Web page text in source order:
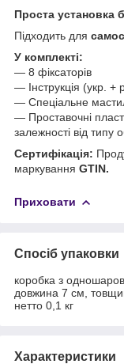
Проста установка
Підходить для
У комплекті:
— 8 фіксаторів
— Інструкція (укр. +
— Спеціальне
— Проставочні
залежності від типу
Сертифікація:
маркування GTIN.
Приховати
Спосіб упаковки
коробка з
довжина 7 см,
нетто 0,1 кг
Характеристики